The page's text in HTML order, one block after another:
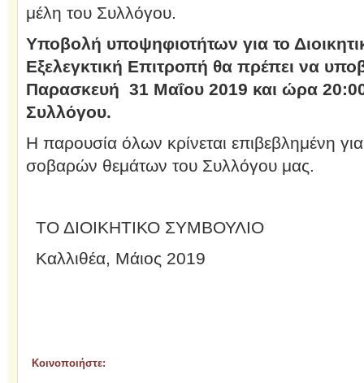
μέλη του Συλλόγου.
Υποβολή υποψηφιοτήτων για το
Εξελεγκτική Επιτροπή θα πρέπει να
Παρασκευή 31 Μαΐου 2019 και ώρα 20:
Συλλόγου.
Η παρουσία όλων κρίνεται επιβεβλημένη
σοβαρών θεμάτων του Συλλόγου μας.
ΤΟ ΔΙΟΙΚΗΤΙΚΟ ΣΥΜΒΟΥΛΙΟ
Καλλιθέα, Μάιος 2019
Κοινοποιήστε: